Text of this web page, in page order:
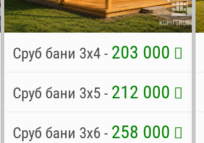
Сруб бани 3х4 - 203 000
Сруб бани 3х5 - 212 000
Сруб бани 3х6 - 258 000